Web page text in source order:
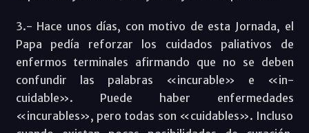
3.- Hace unos días, con motivo de esta Jornada, el
Papa pedía reforzar los cuidados paliativos de
enfermos terminales afirmando que no se deben
confundir las palabras «incurable» e «in-
cuidable». Puede haber enfermedades
«incurables», pero todas son «cuidables». Incluso